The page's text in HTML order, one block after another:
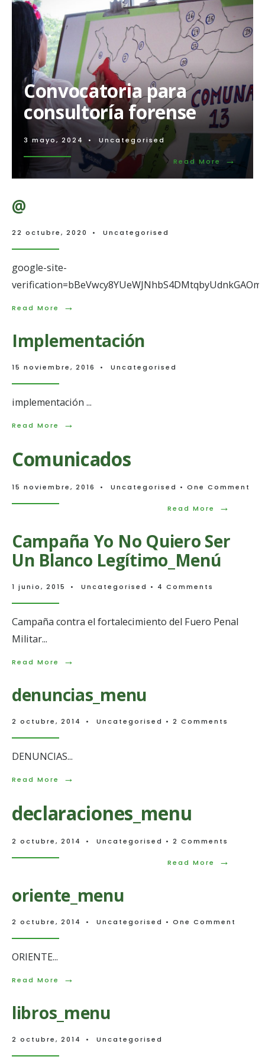
Convocatoria para
consultoría forense
3 mayo, 2024 • Uncategorised
Read More →
Read
@
22 octubre, 2020 • Uncategorised
google-site-
Read More →
Read
Implementación
15 noviembre, 2016 • Uncategorised
implementación ...
Read More →
Read
Comunicados
15 noviembre, 2016 • Uncategorised • One Comment
Read More →
Read
Campaña Yo No Quiero Ser
Un Blanco Legítimo_Menú
1 junio, 2015 • Uncategorised • 4 Comments
Campaña contra el fortalecimiento del Fuero Penal
Militar...
Read More →
Read
Yo
No
Ser
Un
Legítimo_Menú
denuncias_menu
2 octubre, 2014 • Uncategorised • 2 Comments
DENUNCIAS...
Read More →
Read
declaraciones_menu
2 octubre, 2014 • Uncategorised • 2 Comments
Read More →
Read
oriente_menu
2 octubre, 2014 • Uncategorised • One Comment
ORIENTE...
Read More →
Read
libros_menu
2 octubre, 2014 • Uncategorised